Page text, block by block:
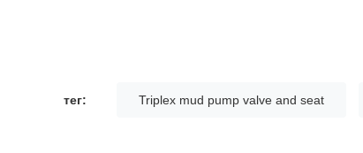
тег: Triplex mud pump valve and seat